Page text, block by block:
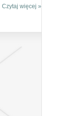
Czytaj więcej »